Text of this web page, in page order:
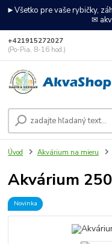
►Všetko pre vaše rybičky,
✉
+421915272027
(Po-Pia, 8-16 hod.)
Úvod Akvárium na mieru
Akvárium
Novinka